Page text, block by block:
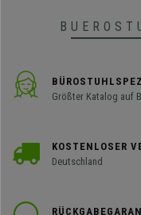
Größter Katalog auf
KOSTENLOSER
Deutschland